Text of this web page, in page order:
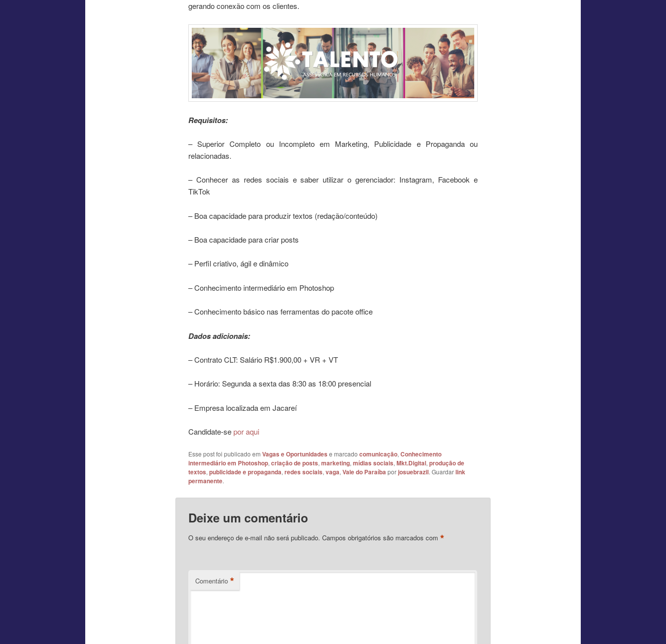
gerando conexão com os clientes.
Requisitos:
– Superior Completo ou Incompleto em Marketing, Publicidade e Propaganda ou
relacionadas.
– Conhecer as redes sociais e saber utilizar o gerenciador: Instagram, Facebook e
TikTok
– Boa capacidade para produzir textos (redação/conteúdo)
– Boa capacidade para criar posts
– Perfil criativo, ágil e dinâmico
– Conhecimento intermediário em Photoshop
– Conhecimento básico nas ferramentas do pacote office
Dados adicionais:
– Contrato CLT: Salário R$1.900,00 + VR + VT
– Horário: Segunda a sexta das 8:30 as 18:00 presencial
– Empresa localizada em Jacareí
Candidate-sepor aqui
Esse post foi publicado em Vagas e Oportunidades e marcado comunicação,Conhecimento
intermediário em Photoshop,criação de posts,marketing,mídias sociais,Mkt.Digital,produção de
textos,publicidade e propaganda,redes sociais,vaga,Vale do Paraíba porjosuebrazil. Guardarlink
permanente.
Deixe um comentário
O seu endereço de e-mail não será publicado. Campos obrigatórios são marcados com *
Comentário *